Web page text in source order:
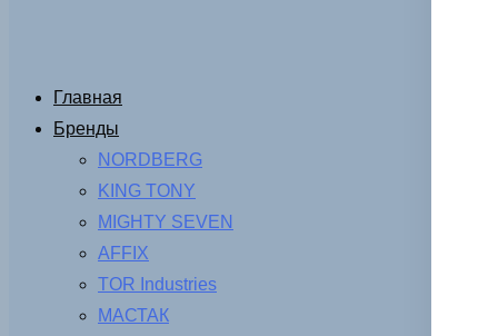
Главная
Бренды
NORDBERG
KING TONY
MIGHTY SEVEN
AFFIX
TOR Industries
МАСТАК